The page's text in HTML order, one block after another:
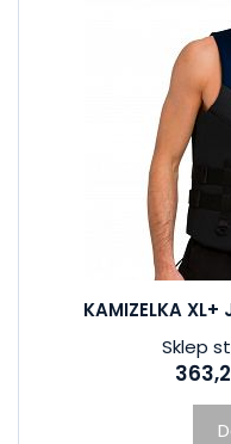
KAMIZELKA
Sklep